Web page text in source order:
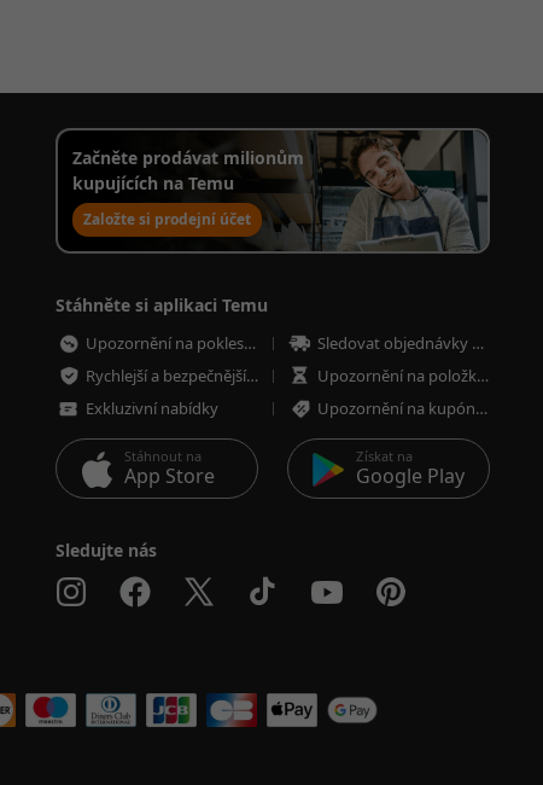
Začněte prodávat milionům
kupujících na Temu
Založte si prodejní účet
Stáhněte si aplikaci Temu
Upozornění na pokles cen
Sledovat objednávky kdykoliv
Rychlejší a bezpečnější placení
Upozornění na položky s nízkými zásobami
Exkluzivní nabídky
Upozornění na kupóny a nabídky
Stáhnout na
App Store
Získat na
Google Play
Sledujte nás